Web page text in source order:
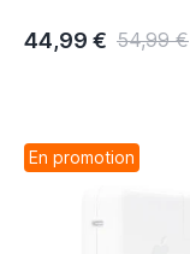
44,99 € 54,99 €
En promotion